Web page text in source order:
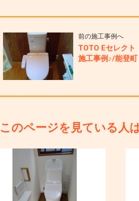
前の施工事例へ
TOTO Eセレクト
施工事例♪/能登町
このページを見ている人